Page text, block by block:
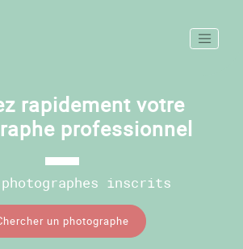
rapidement votre
professionnel
photographes inscrits
un photographe